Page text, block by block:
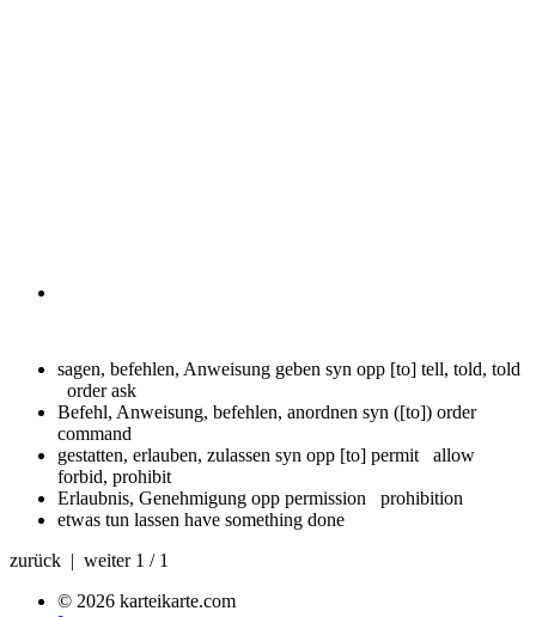
sagen, befehlen, Anweisung geben syn opp [to] tell, told, told
order ask
Befehl, Anweisung, befehlen, anordnen syn ([to]) order
command
gestatten, erlauben, zulassen syn opp [to] permit allow
forbid, prohibit
Erlaubnis, Genehmigung opp permission prohibition
etwas tun lassen have something done
zurück | weiter 1 / 1
© 2026 karteikarte.com